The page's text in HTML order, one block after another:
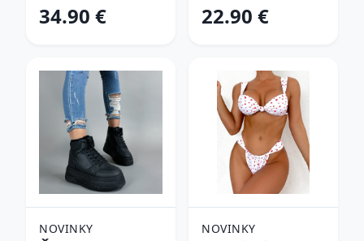
34.90 € 22.90 €
NOVINKY NOVINKY